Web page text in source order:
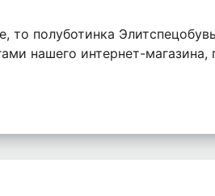
полуботинка
нашего интернет-